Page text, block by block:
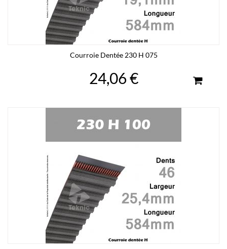
Courroie Dentée 230 H 075
24,06 €